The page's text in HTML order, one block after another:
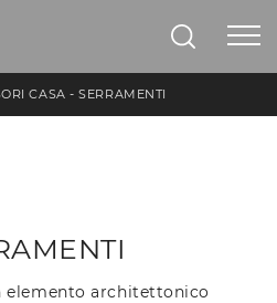
CASA -SERRAMENTI
elemento architettonico